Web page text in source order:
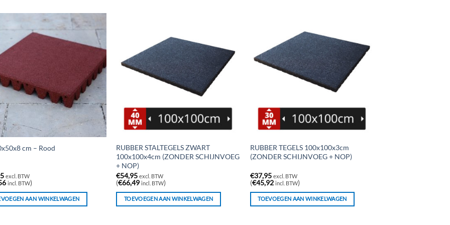
cm – Rood
excl. BTW
incl. BTW)
AAN WINKELWAGEN
RUBBER STALTEGELS ZWART
100x100x4cm (ZONDER SCHIJNVOEG
+ NOP)
€54,95 excl. BTW
(€66,49 incl. BTW)
TOEVOEGEN AAN WINKELWAGEN
RUBBER TEGELS 100x100x3cm
(ZONDER SCHIJNVOEG + NOP)
€37,95 excl. BTW
(€45,92 incl. BTW)
TOEVOEGEN AAN WINKELWAGEN